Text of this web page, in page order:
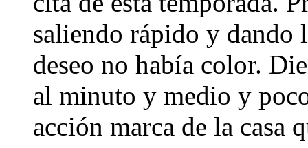
saliendo rápido y dando
deseo no había color.
al minuto y medio y
acción marca de la casa